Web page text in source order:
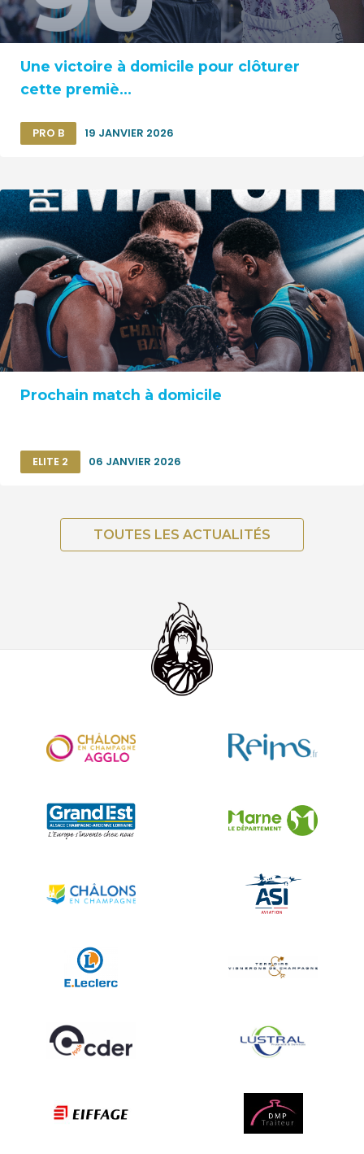
Une victoire à domicile pour clôturer
cette premiè...
PRO B 19 JANVIER 2026
Prochain match à domicile
ELITE 2 06 JANVIER 2026
TOUTES LES ACTUALITÉS